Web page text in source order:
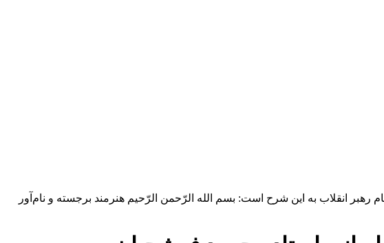
انقلاب به این شرح است: بسم الله الرّحمن الرّحیم هنرمند برجسته و نام‌آور